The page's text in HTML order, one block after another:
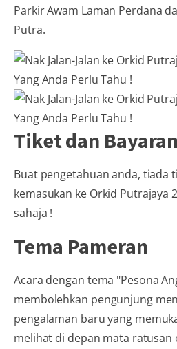
Parkir Awam Laman Perdana
Putra.
Tiket dan Bayaran
Buat pengetahuan anda, tiada
kemasukan ke Orkid Putrajaya
sahaja !
Tema Pameran
Acara dengan tema "Pesona
membolehkan pengunjung
pengalaman baru yang
melihat di depan mata